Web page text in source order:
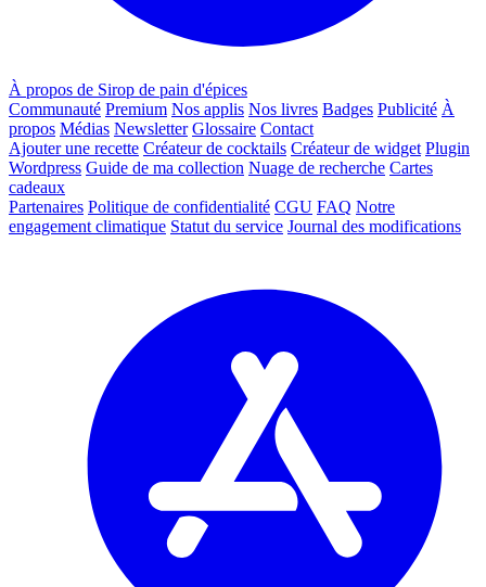
À propos de Sirop de pain d'épices
Communauté Premium Nos applis Nos livres Badges Publicité À
propos Médias Newsletter Glossaire Contact
Ajouter une recette Créateur de cocktails Créateur de widget Plugin
Wordpress Guide de ma collection Nuage de recherche Cartes
cadeaux
Partenaires Politique de confidentialité CGU FAQ Notre
engagement climatique Statut du service Journal des modifications